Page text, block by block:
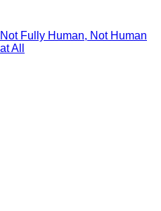
Not Fully Human, Not Human
at All